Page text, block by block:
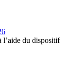
l’aide du dispositif